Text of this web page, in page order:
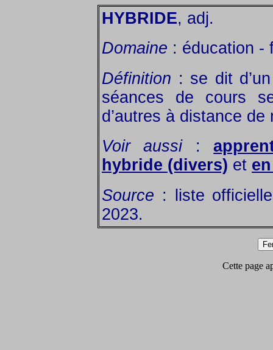
HYBRIDE, adj.
Domaine : éducation -
Définition : se dit
séances de cours
d’autres à distance
Voir aussi:
hybride (divers) et
Source : liste
2023.
Cette page